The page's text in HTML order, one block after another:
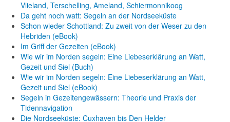
Vlieland, Terschelling, Ameland, Schiermonnikoog
Da geht noch watt: Segeln an der Nordseeküste
Schon wieder Schottland: Zu zweit von der Weser zu den
Hebriden (eBook)
Im Griff der Gezeiten (eBook)
Wie wir im Norden segeln: Eine Liebeserklärung an Watt,
Gezeit und Siel (Buch)
Wie wir im Norden segeln: Eine Liebeserklärung an Watt,
Gezeit und Siel (eBook)
Segeln in Gezeitengewässern: Theorie und Praxis der
Tidennavigation
Die Nordseeküste: Cuxhaven bis Den Helder